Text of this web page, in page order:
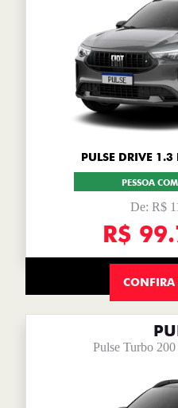
PULSE DRIVE
PESSOA
De: R$
R$
CONFIRA
Pulse Turbo